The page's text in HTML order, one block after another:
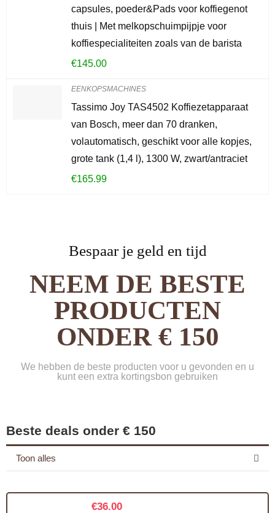
capsules, poeder&Pads voor koffiegenot
thuis | Met melkopschuimpijpje voor
koffiespecialiteiten zoals van de barista
€145.00
EENKOPSMACHINES
Tassimo Joy TAS4502 Koffiezetapparaat
van Bosch, meer dan 70 dranken,
volautomatisch, geschikt voor alle kopjes,
grote tank (1,4 l), 1300 W, zwart/antraciet
€165.99
Bespaar je geld en tijd
NEEM DE BESTE
PRODUCTEN
ONDER € 150
We hebben de beste producten voor u gevonden en u
kunt een extra kortingsbon gebruiken
Beste deals onder € 150
Toon alles
€36.00